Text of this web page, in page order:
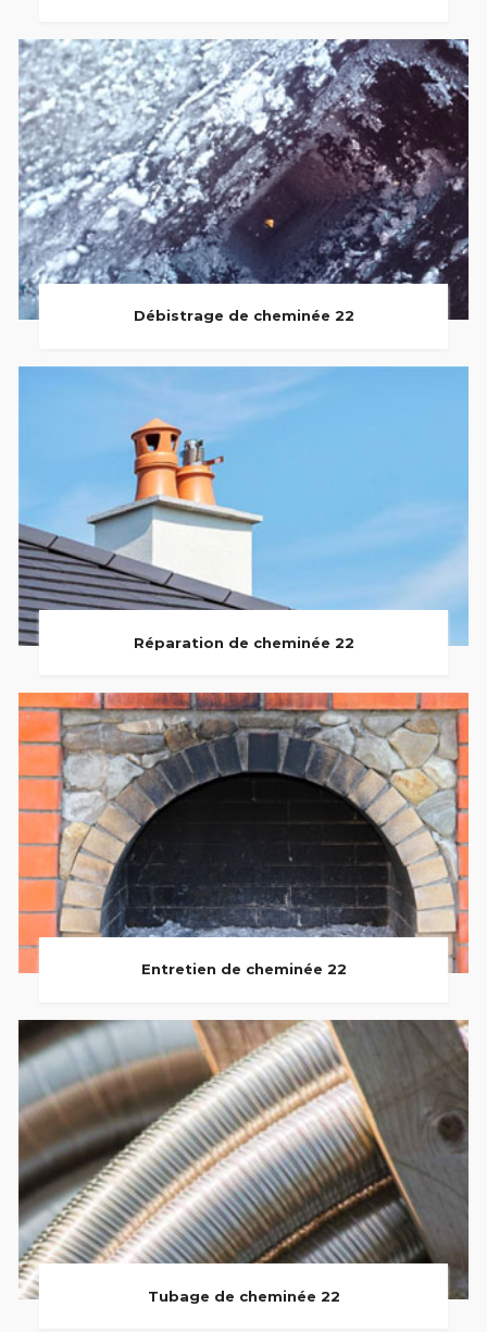
Débistrage de cheminée 22
Réparation de cheminée 22
Entretien de cheminée 22
Tubage de cheminée 22